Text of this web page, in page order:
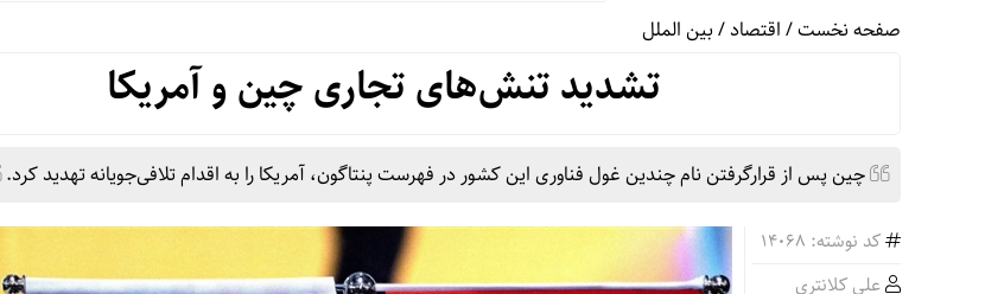
صفحه نخست/اقتصاد/بین الملل
تشدید تنش‌های تجاری چین و آمریکا
چین پس از قرارگرفتن نام چندین غول فناوری این کشور در فهرست پنتاگون، آمریکا را به اقدام تلافی‌جویانه تهدید کرد.
کد نوشته: 14068
علی کلانتری